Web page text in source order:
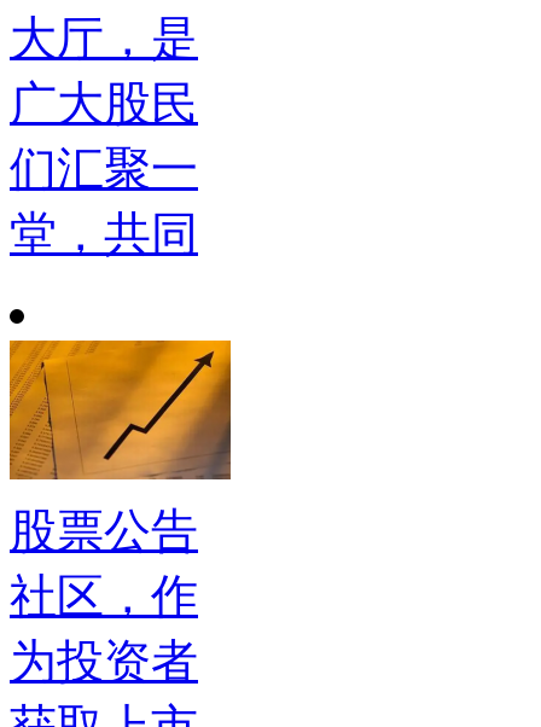
大厅，是
广大股民
们汇聚一
堂，共同
股票公告
社区，作
为投资者